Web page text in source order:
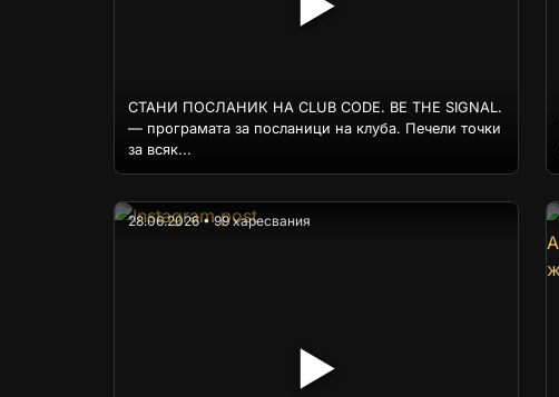
СТАНИ ПОСЛАНИК НА CLUB CODE. BE THE SIGNAL.
— програмата за посланици на клуба. Печели точки
за всяк...
▶
28.06.2026 • 99 харесвания